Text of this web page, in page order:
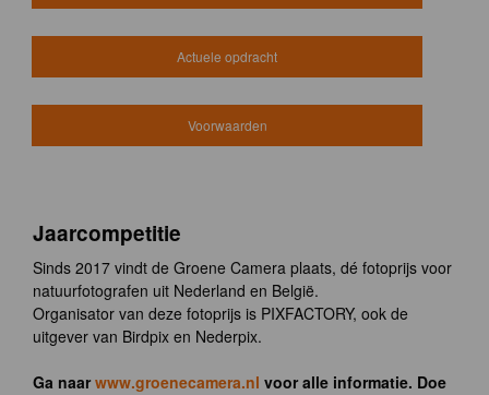
Actuele opdracht
Voorwaarden
Jaarcompetitie
Sinds 2017 vindt de Groene Camera plaats, dé fotoprijs voor
natuurfotografen uit Nederland en België.
Organisator van deze fotoprijs is PIXFACTORY, ook de
uitgever van Birdpix en Nederpix.
Ga naarwww.groenecamera.nl voor alle informatie. Doe